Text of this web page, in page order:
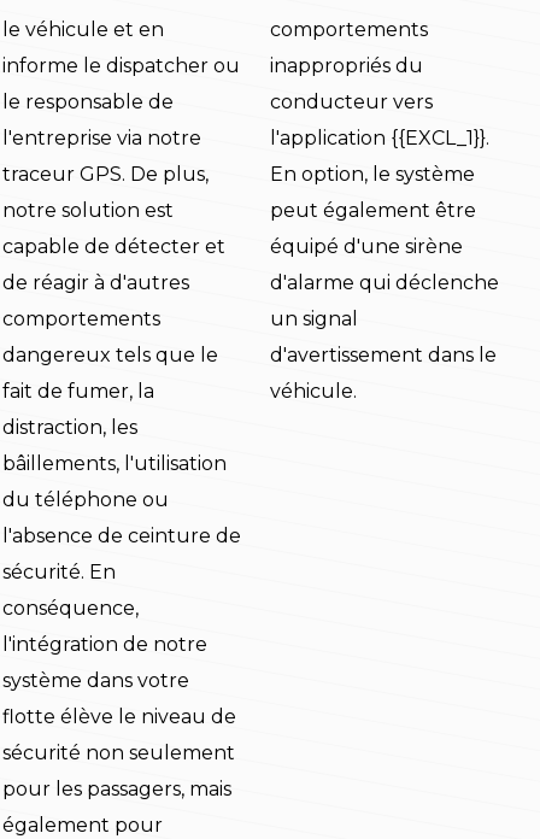
le véhicule et en
informe le dispatcher ou
le responsable de
l'entreprise via notre
traceur GPS. De plus,
notre solution est
capable de détecter et
de réagir à d'autres
comportements
dangereux tels que le
fait de fumer, la
distraction, les
bâillements, l'utilisation
du téléphone ou
l'absence de ceinture de
sécurité. En
conséquence,
l'intégration de notre
système dans votre
flotte élève le niveau de
sécurité non seulement
pour les passagers, mais
également pour
comportements
inappropriés du
conducteur vers
l'application {{EXCL_1}}.
En option, le système
peut également être
équipé d'une sirène
d'alarme qui déclenche
un signal
d'avertissement dans le
véhicule.